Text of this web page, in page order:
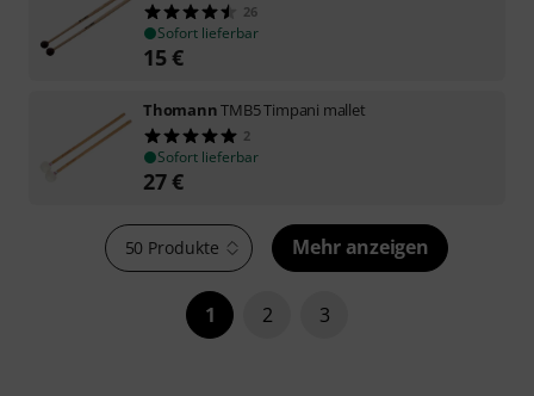
26
Sofort lieferbar
15€
ThomannTMB5 Timpani mallet
2
Sofort lieferbar
27€
50 Produkte Mehr anzeigen
1 2 3